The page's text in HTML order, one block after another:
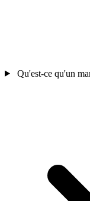
Qu'est-ce qu'un